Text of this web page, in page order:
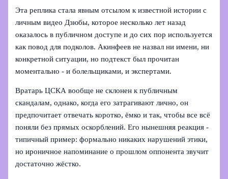
Эта реплика стала явным отсылом к известной истории с
личным видео Дзюбы, которое несколько лет назад
оказалось в публичном доступе и до сих пор используется
как повод для подколов. Акинфеев не назвал ни имени, ни
конкретной ситуации, но подтекст был прочитан
моментально - и болельщиками, и экспертами.
Вратарь ЦСКА вообще не склонен к публичным
скандалам, однако, когда его затрагивают лично, он
предпочитает отвечать коротко, ёмко и так, чтобы все всё
поняли без прямых оскорблений. Его нынешняя реакция -
типичный пример: формально никаких нарушений этики,
но ироничное напоминание о прошлом оппонента звучит
достаточно жёстко.